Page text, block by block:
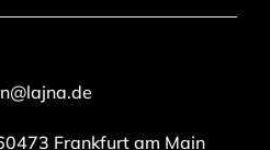
Frankfurt am Main